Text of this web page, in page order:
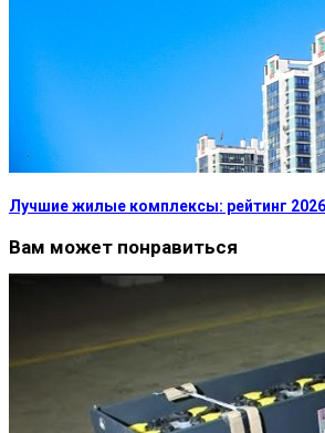
Лучшие жилые комплексы: рейтинг
Вам может понравиться